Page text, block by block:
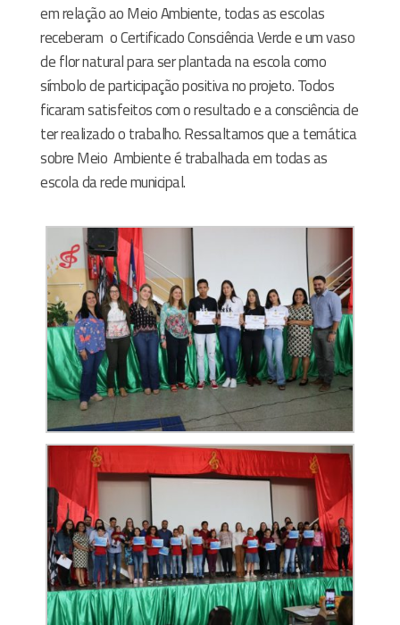
em relação ao Meio Ambiente, todas as escolas
receberam o Certificado Consciência Verde e um vaso
de flor natural para ser plantada na escola como
símbolo de participação positiva no projeto. Todos
ficaram satisfeitos com o resultado e a consciência de
ter realizado o trabalho. Ressaltamos que a temática
sobre Meio Ambiente é trabalhada em todas as
escola da rede municipal.